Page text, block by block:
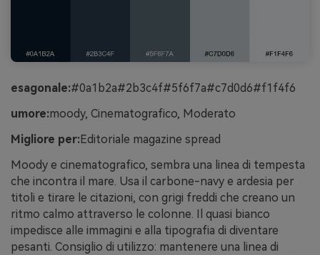
esagonale:#0a1b2a#2b3c4f#5f6f7a#c7d0d6#f1f4f6
umore:moody, Cinematografico, Moderato
Migliore per:Editoriale magazine spread
Moody e cinematografico, sembra una linea di tempesta
che incontra il mare. Usa il carbone-navy e ardesia per
titoli e tirare le citazioni, con grigi freddi che creano un
ritmo calmo attraverso le colonne. Il quasi bianco
impedisce alle immagini e alla tipografia di diventare
pesanti. Consiglio di utilizzo: mantenere una linea di